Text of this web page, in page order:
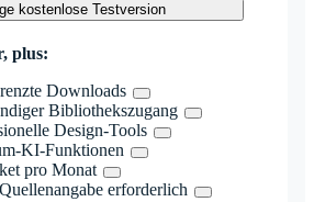
kostenlose Testversion
plus:
Downloads
Bibliothekszugang
Design-Tools
KI-Funktionen
pro Monat
erforderlich